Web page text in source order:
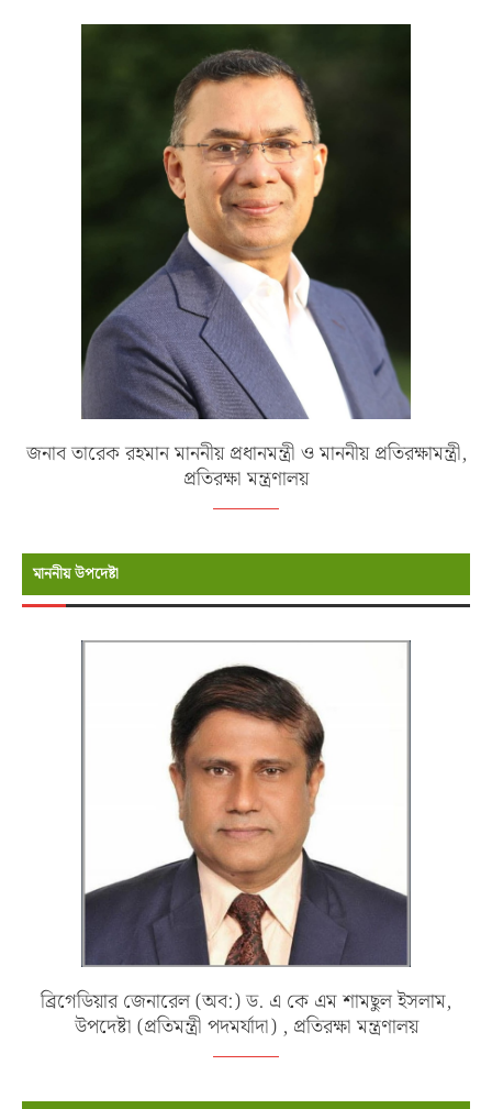
জনাব তারেক রহমান মাননীয় প্রধানমন্ত্রী ও মাননীয় প্রতিরক্ষামন্ত্রী,
প্রতিরক্ষা মন্ত্রণালয়
মাননীয় উপদেষ্টা
ব্রিগেডিয়ার জেনারেল (অব:) ড. এ কে এম শামছুল ইসলাম,
উপদেষ্টা (প্রতিমন্ত্রী পদমর্যাদা) , প্রতিরক্ষা মন্ত্রণালয়